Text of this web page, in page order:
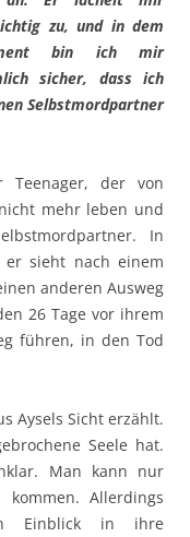
zu, und in dem
bin ich mir
sicher, dass ich
Selbstmordpartner
Teenager, der von
mehr leben und
In
sieht nach einem
anderen Ausweg
26 Tage vor ihrem
führen, in den Tod
Aysels Sicht erzählt.
Seele hat.
Man kann nur
Allerdings
Einblick in ihre